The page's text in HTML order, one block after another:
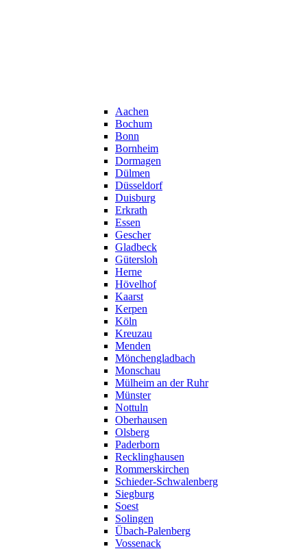
Aachen
Bochum
Bonn
Bornheim
Dormagen
Dülmen
Düsseldorf
Duisburg
Erkrath
Essen
Gescher
Gladbeck
Gütersloh
Herne
Hövelhof
Kaarst
Kerpen
Köln
Kreuzau
Menden
Mönchengladbach
Monschau
Mülheim an der Ruhr
Münster
Nottuln
Oberhausen
Olsberg
Paderborn
Recklinghausen
Rommerskirchen
Schieder-Schwalenberg
Siegburg
Soest
Solingen
Übach-Palenberg
Vossenack